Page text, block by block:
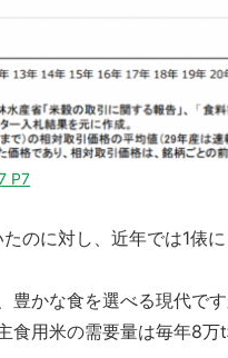
P7
のに対し、近年では1俵
豊かな食を選べる現代で
用米の需要量は毎年8万t